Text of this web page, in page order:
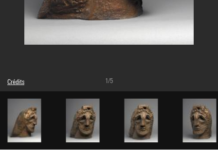
Crédits
Légende : Vue n°1
© Adagp, Paris
Crédit photographique : Centre Pompidou, MNAM-CCI/Adam Rzepka/Dist.
GrandPalaisRmn
Réf. image : 4N07899
Diffusion image :
GrandPalaisRmnPhoto
1/5